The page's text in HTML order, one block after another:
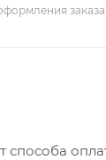
заказа.
способа